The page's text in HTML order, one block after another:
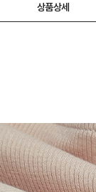
상품상세